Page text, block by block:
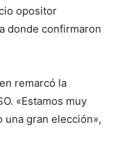
opositor
donde confirmaron
remarcó la
«Estamos muy
gran elección»,